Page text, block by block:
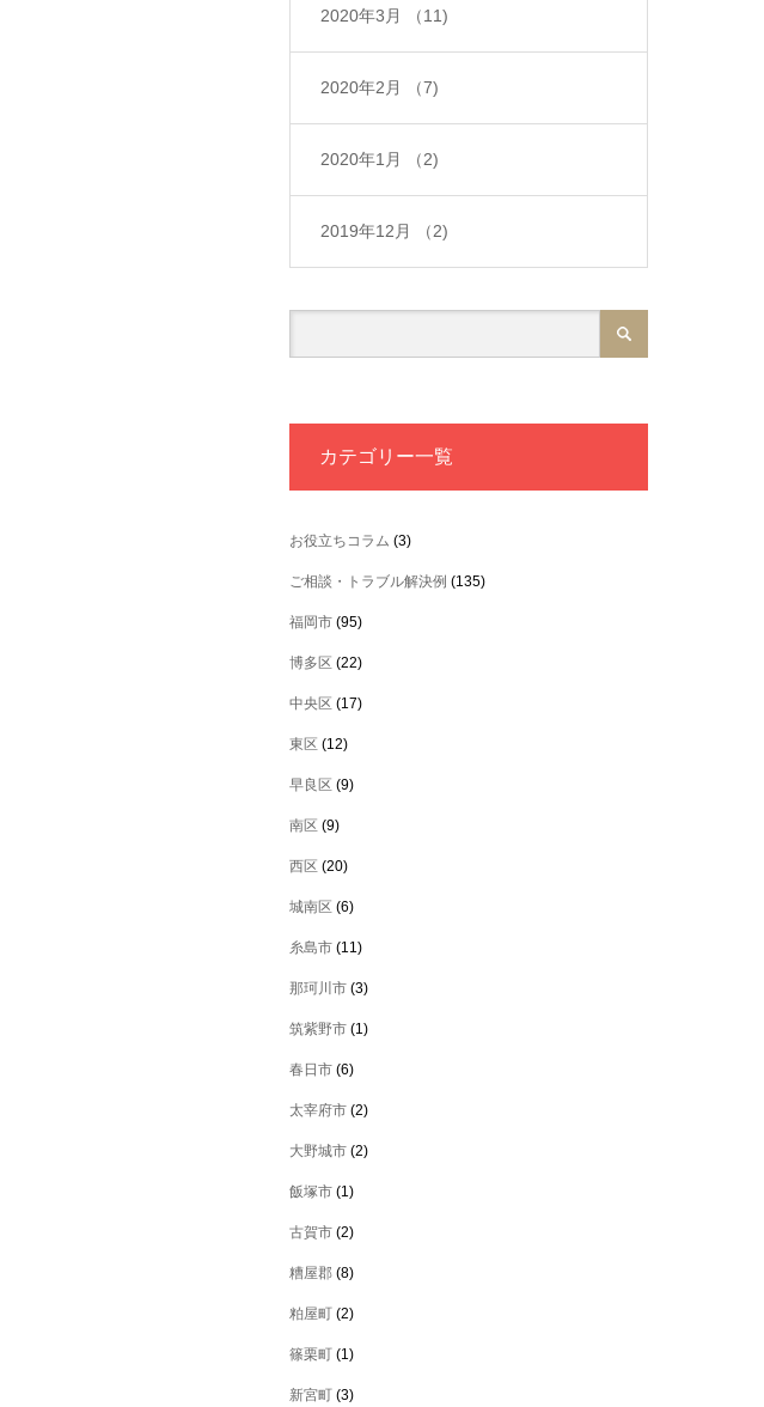
2020年3月 （11)
2020年2月 （7)
2020年1月 （2)
2019年12月 （2)
カテゴリー一覧
お役立ちコラム (3)
ご相談・トラブル解決例 (135)
福岡市 (95)
博多区 (22)
中央区 (17)
東区 (12)
早良区 (9)
南区 (9)
西区 (20)
城南区 (6)
糸島市 (11)
那珂川市 (3)
筑紫野市 (1)
春日市 (6)
太宰府市 (2)
大野城市 (2)
飯塚市 (1)
古賀市 (2)
糟屋郡 (8)
粕屋町 (2)
篠栗町 (1)
新宮町 (3)